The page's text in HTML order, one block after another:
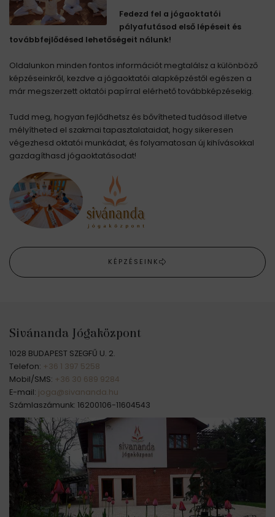
Fedezd fel a jógaoktatói
pályafutásod első lépéseit és
továbbfejlődésed lehetőségeit nálunk!
Oldalunkon minden fontos információt megtalálsz a különböző
képzéseinkről, kezdve a jógaoktatói alapképzéstől egészen a
már megszerzett oktatói papírral elérhető továbbképzésekig.
Tudd meg, hogyan fejlődhetsz és bővítheted tudásod illetve
mélyítheted el szakmai tapasztalataidat, hogy sikeresen
végezhesd oktatói munkádat, és folyamatosan új kihívásokkal
gazdagíthasd jógaoktatásodat!
KÉPZÉSEINK
Sivánanda Jógaközpont
1028 BUDAPEST SZEGFŰ U. 2.
Telefon: +36 1 397 5258
Mobil/SMS: +36 30 689 9284
E-mail: joga@sivananda.hu
Számlaszámunk: 16200106-11604543